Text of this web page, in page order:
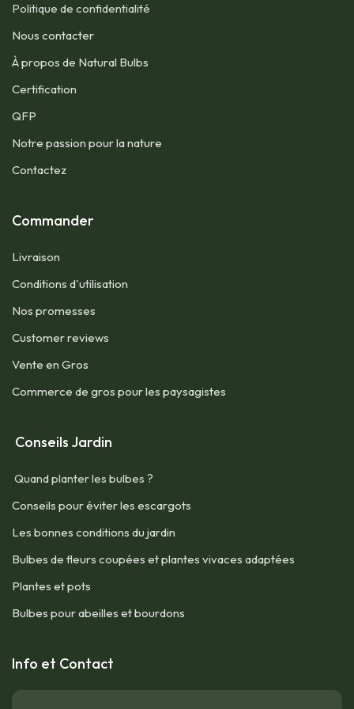
Politique de confidentialité
Nous contacter​
À propos de Natural Bulbs
Certification
QFP​
Notre passion pour la nature
Contactez
Commander
Livraison
Conditions d'utilisation​
Nos promesses
Customer reviews
Vente en Gros
Commerce de gros pour les paysagistes
Conseils Jardin
Quand planter les bulbes ?
Conseils pour éviter les escargots
Les bonnes conditions du jardin
Bulbes de fleurs coupées et plantes vivaces adaptées
Plantes et pots
Bulbes pour abeilles et bourdons
Info et Contact